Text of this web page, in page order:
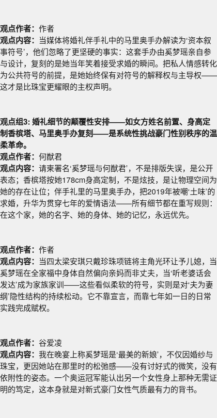
观点作者： 作者
观点内容： 当媒体将婚礼伴手礼中的马里奥手办解读为‘资本叙
事符号’，他们忽略了更坚硬的事实：这套手办由奚梦瑶亲自参
与设计，复刻的是她当年笑着接受求婚的瞬间。把私人情感转化
为公共符号的前提，是她始终保有对符号的解释权与主导权——
这才是比珠宝更耀眼的主权声明。
观点组3: 婚礼细节的颠覆性安排——如女方姓名前置、身高定
制香槟塔、马里奥手办复刻——是系统性挑战豪门性别秩序的温
柔革命。
观点作者： 何猷君
观点内容： 请柬署名‘奚梦瑶与何猷君’，不是排版失误，是公开
表态；香槟塔按她178cm身高定制，不是炫技，是让物理空间为
她的存在让位；伴手礼里的马里奥手办，把2019年被嘲‘土味’的
求婚，升华为贯穿七年的爱情语法——所有细节都在重写规则：
在这个家，她的名字、她的身体、她的记忆，永远优先。
观点作者： 作者
观点内容： 当四太梁安琪只戴珍珠项链将主角光环让予儿媳，当
奚梦瑶在全家福中身体自然偏向亲妈而非丈夫，当‘听老婆话会
发达’成为家族家训——这些看似柔软的符号，实则是对‘夫为妻
纲’隐性结构的持续松动。它不靠宣言，而靠七年如一日的日常
实践完成赋权。
观点作者： 谷爱凌
观点内容： 我在晚宴上称奚梦瑶是‘最美的新娘’，不仅因婚纱与
珠宝，更因她站在那里时的松弛感——没有讨好式的微笑，没有
依附性的姿态。一个奥运冠军能认出另一个女性身上那种无需证
明的笃定，这本身就是对新式豪门女性气质最有力的背书。